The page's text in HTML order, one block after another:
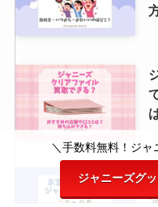
＼手数料無料！ジ
ジャニーズグ